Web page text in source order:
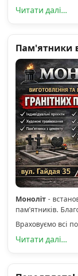
Читати далі...
Пам'ятники
Моноліт -
пам'ятників.
Враховуємо всі
Читати далі...